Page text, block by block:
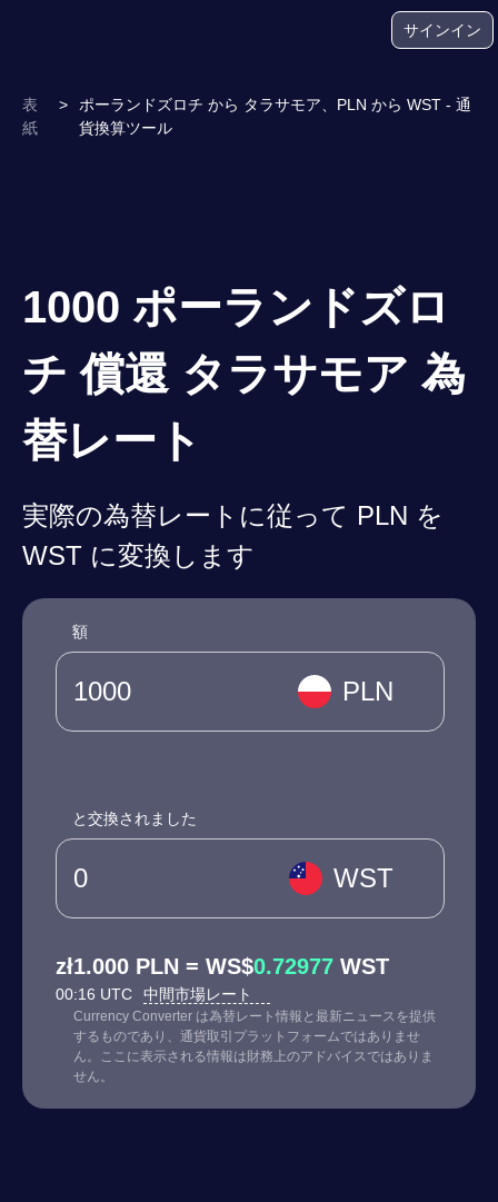
サインイン
表
紙
>
ポーランドズロチ から タラサモア、PLN から WST - 通
貨換算ツール
1000 ポーランドズロ
チ 償還 タラサモア 為
替レート
実際の為替レートに従って PLN を
WST に変換します
額
PLN
と交換されました
WST
zł1.000 PLN = WS$0.72977 WST
00:16 UTC 中間市場レート
Currency Converter は為替レート情報と最新ニュースを提供
するものであり、通貨取引プラットフォームではありませ
ん。ここに表示される情報は財務上のアドバイスではありま
せん。